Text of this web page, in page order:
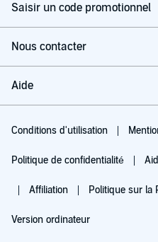
Saisir un code promotionnel
Nous contacter
Aide
Conditions d'utilisation
Politique de confidentialité
Affiliation Politique sur la
Version ordinateur